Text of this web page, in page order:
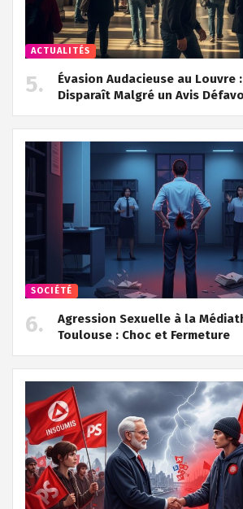
ACTUALITÉS
Évasion Audacieuse au Louvre
Disparaît Malgré un Avis
SOCIÉTÉ
Agression Sexuelle à la
Toulouse : Choc et Fermeture